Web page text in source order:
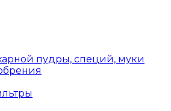
пудры, специй, муки